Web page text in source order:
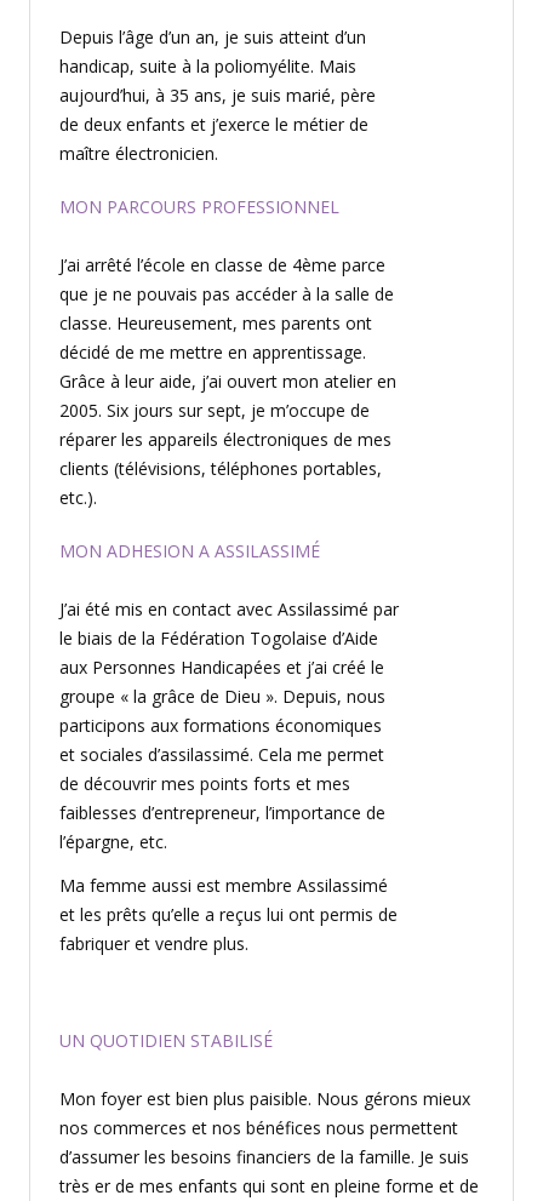
Depuis l’âge d’un an, je suis atteint d’un
handicap, suite à la poliomyélite. Mais
aujourd’hui, à 35 ans, je suis marié, père
de deux enfants et j’exerce le métier de
maître électronicien.
MON PARCOURS PROFESSIONNEL
J’ai arrêté l’école en classe de 4ème parce
que je ne pouvais pas accéder à la salle de
classe. Heureusement, mes parents ont
décidé de me mettre en apprentissage.
Grâce à leur aide, j’ai ouvert mon atelier en
2005. Six jours sur sept, je m’occupe de
réparer les appareils électroniques de mes
clients (télévisions, téléphones portables,
etc.).
MON ADHESION A ASSILASSIMÉ
J’ai été mis en contact avec Assilassimé par
le biais de la Fédération Togolaise d’Aide
aux Personnes Handicapées et j’ai créé le
groupe « la grâce de Dieu ». Depuis, nous
participons aux formations économiques
et sociales d’assilassimé. Cela me permet
de découvrir mes points forts et mes
faiblesses d’entrepreneur, l’importance de
l’épargne, etc.
Ma femme aussi est membre Assilassimé
et les prêts qu’elle a reçus lui ont permis de
fabriquer et vendre plus.
UN QUOTIDIEN STABILISÉ
Mon foyer est bien plus paisible. Nous gérons mieux
nos commerces et nos bénéfices nous permettent
d’assumer les besoins financiers de la famille. Je suis
très er de mes enfants qui sont en pleine forme et de